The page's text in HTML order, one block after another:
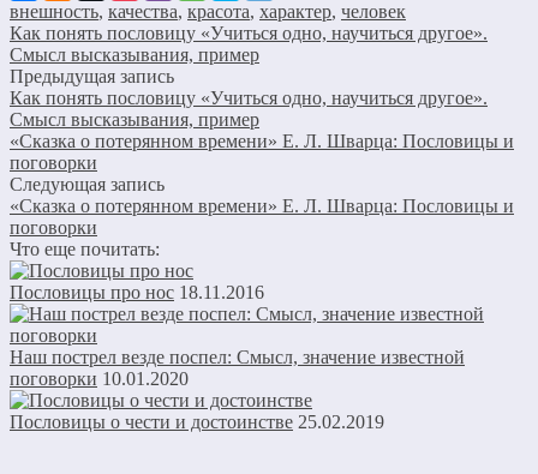
внешность, качества, красота, характер, человек
Как понять пословицу «Учиться одно, научиться другое».
Смысл высказывания, пример
Предыдущая запись
Как понять пословицу «Учиться одно, научиться другое».
Смысл высказывания, пример
«Сказка о потерянном времени» Е. Л. Шварца: Пословицы и
поговорки
Следующая запись
«Сказка о потерянном времени» Е. Л. Шварца: Пословицы и
поговорки
Что еще почитать:
Пословицы про нос 18.11.2016
Наш пострел везде поспел: Смысл, значение известной
поговорки 10.01.2020
Пословицы о чести и достоинстве 25.02.2019